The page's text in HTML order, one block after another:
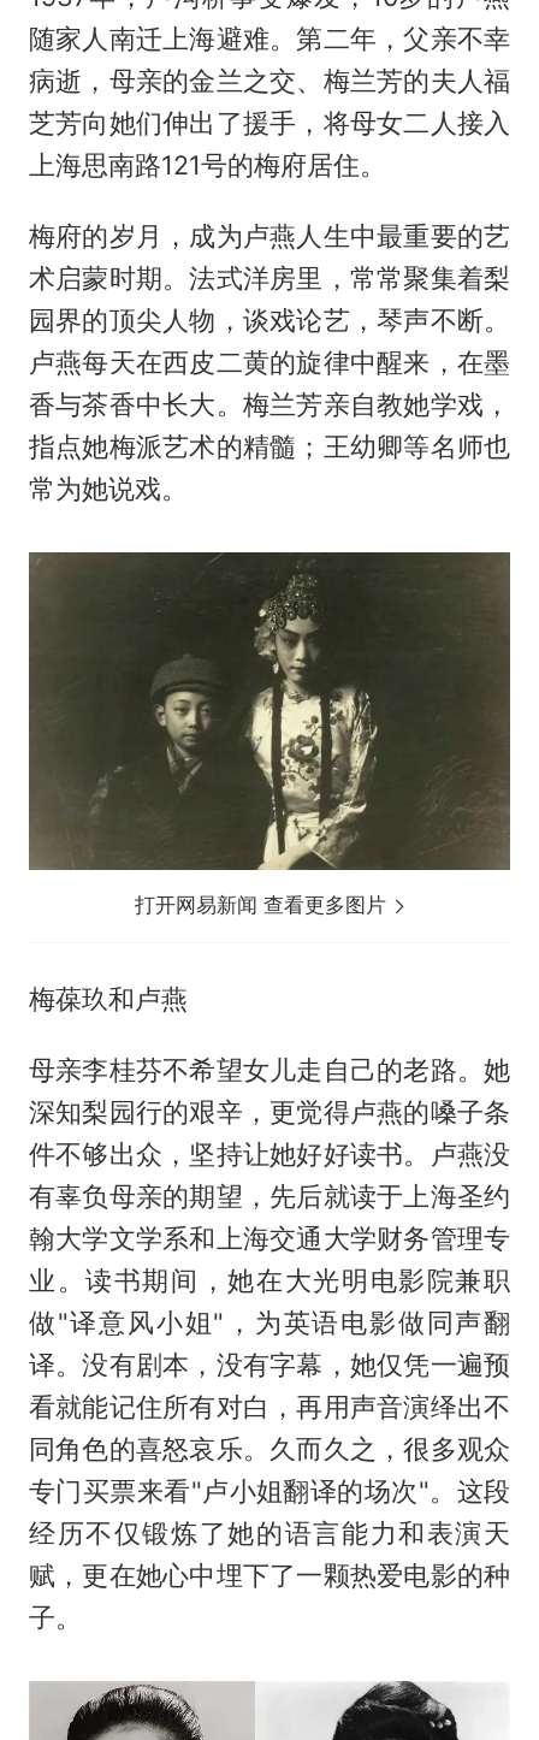
随家人南迁上海避难。第二年，父亲不幸
病逝，母亲的金兰之交、梅兰芳的夫人福
芝芳向她们伸出了援手，将母女二人接入
上海思南路121号的梅府居住。
梅府的岁月，成为卢燕人生中最重要的艺
术启蒙时期。法式洋房里，常常聚集着梨
园界的顶尖人物，谈戏论艺，琴声不断。
卢燕每天在西皮二黄的旋律中醒来，在墨
香与茶香中长大。梅兰芳亲自教她学戏，
指点她梅派艺术的精髓；王幼卿等名师也
常为她说戏。
打开网易新闻 查看更多图片
梅葆玖和卢燕
母亲李桂芬不希望女儿走自己的老路。她
深知梨园行的艰辛，更觉得卢燕的嗓子条
件不够出众，坚持让她好好读书。卢燕没
有辜负母亲的期望，先后就读于上海圣约
翰大学文学系和上海交通大学财务管理专
业。读书期间，她在大光明电影院兼职
做"译意风小姐"，为英语电影做同声翻
译。没有剧本，没有字幕，她仅凭一遍预
看就能记住所有对白，再用声音演绎出不
同角色的喜怒哀乐。久而久之，很多观众
专门买票来看"卢小姐翻译的场次"。这段
经历不仅锻炼了她的语言能力和表演天
赋，更在她心中埋下了一颗热爱电影的种
子。